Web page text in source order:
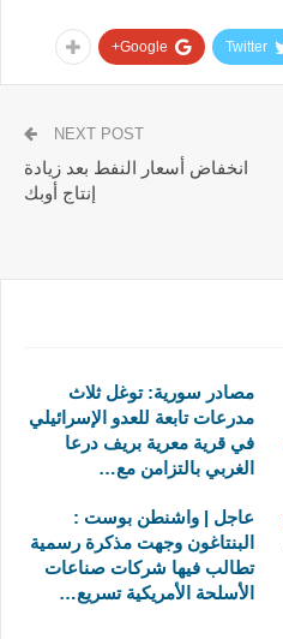
Twitter
Google+
NEXT POST
انخفاض أسعار النفط بعد زيادة
إنتاج أوبك
مصادر سورية: توغل ثلاث
مدرعات تابعة للعدو الإسرائيلي
في قرية معرية بريف درعا
الغربي بالتزامن مع…
عاجل | واشنطن بوست :
البنتاغون وجهت مذكرة رسمية
تطالب فيها شركات صناعات
الأسلحة الأمريكية تسريع…